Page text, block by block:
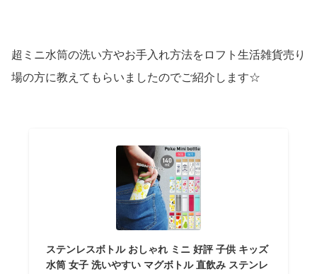
超ミニ水筒の洗い方やお手入れ方法をロフト生活雑貨売り
場の方に教えてもらいましたのでご紹介します☆
ステンレスボトル おしゃれ ミニ 好評 子供 キッズ
水筒 女子 洗いやすい マグボトル 直飲み ステンレ